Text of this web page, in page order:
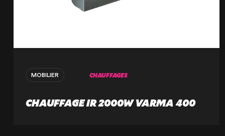
MOBILIER CHAUFFAGES
CHAUFFAGE IR 2000W VARMA 400